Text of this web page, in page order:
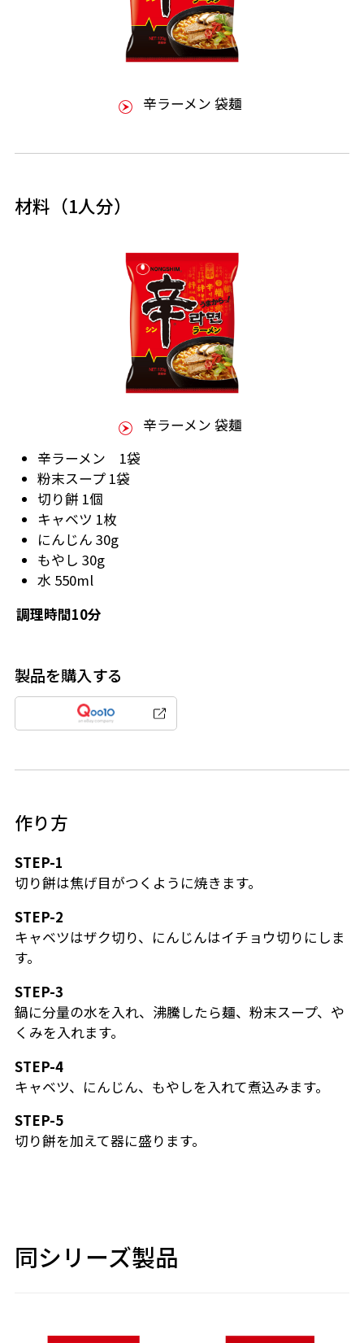
辛ラーメン 袋麺
材料（1人分）
辛ラーメン 袋麺
辛ラーメン 1袋
粉末スープ 1袋
切り餅 1個
キャベツ 1枚
にんじん 30g
もやし 30g
水 550ml
調理時間10分
製品を購入する
作り方
STEP-1
切り餅は焦げ目がつくように焼きます。
STEP-2
キャベツはザク切り、にんじんはイチョウ切りにしま
す。
STEP-3
鍋に分量の水を入れ、沸騰したら麺、粉末スープ、や
くみを入れます。
STEP-4
キャベツ、にんじん、もやしを入れて煮込みます。
STEP-5
切り餅を加えて器に盛ります。
同シリーズ製品